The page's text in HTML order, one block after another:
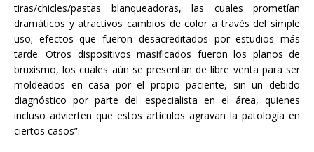
tiras/chicles/pastas blanqueadoras, las cuales prometían
dramáticos y atractivos cambios de color a través del simple
uso; efectos que fueron desacreditados por estudios más
tarde. Otros dispositivos masificados fueron los planos de
bruxismo, los cuales aún se presentan de libre venta para ser
moldeados en casa por el propio paciente, sin un debido
diagnóstico por parte del especialista en el área, quienes
incluso advierten que estos artículos agravan la patología en
ciertos casos”.